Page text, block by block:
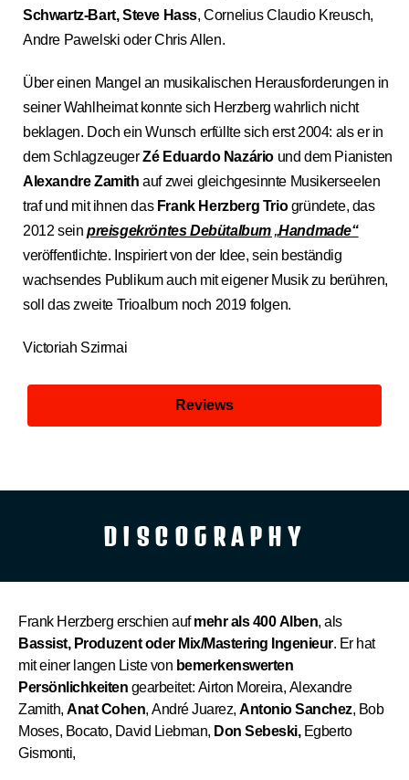
Schwartz-Bart, Steve Hass, Cornelius Claudio Kreusch,
Andre Pawelski oder Chris Allen.
Über einen Mangel an musikalischen Herausforderungen in
seiner Wahlheimat konnte sich Herzberg wahrlich nicht
beklagen. Doch ein Wunsch erfüllte sich erst 2004: als er in
dem SchlagzeugerZé Eduardo Nazário und dem Pianisten
Alexandre Zamith auf zwei gleichgesinnte Musikerseelen
traf und mit ihnen das Frank Herzberg Triogründete, das
2012 sein preisgekröntes Debütalbum „Handmade“
veröffentlichte. Inspiriert von der Idee, sein beständig
wachsendes Publikum auch mit eigener Musik zu berühren,
soll das zweite Trioalbum noch 2019 folgen.
Victoriah Szirmai
Reviews
DISCOGRAPHY
Frank Herzberg erschien aufmehr als 400 Alben, als
Bassist, Produzent oder Mix/Mastering Ingenieur. Er hat
mit einer langen Liste von bemerkenswerten
Persönlichkeiten gearbeitet: Airton Moreira, Alexandre
Zamith, Anat Cohen, André Juarez, Antonio Sanchez, Bob
Moses, Bocato, David Liebman, Don Sebeski,Egberto
Gismonti,